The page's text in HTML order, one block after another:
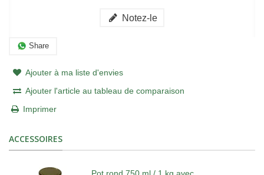
Notez-le
Share
Ajouter à ma liste d'envies
Ajouter l'article au tableau de comparaison
Imprimer
ACCESSOIRES